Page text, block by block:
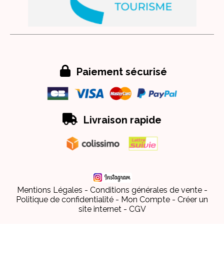
 Paiement sécurisé
 Livraison rapide
Mentions Légales
Conditions générales de vente
Politique de confidentialité
Mon Compte
Créer un
site internet
CGV